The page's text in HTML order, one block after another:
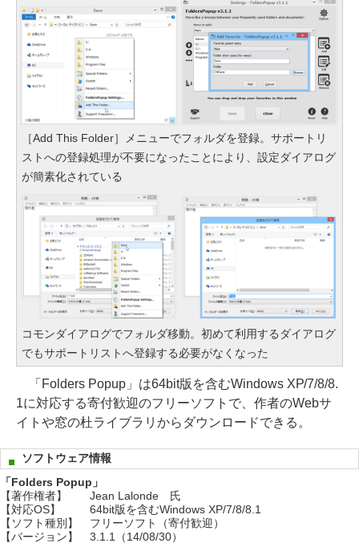
［Add This Folder］メニューでフォルダを登録。サポートリ
ストへの登録処理が不要になったことにより、設定ダイアログ
が簡素化されている
コモンダイアログでフォルダ移動。初めて利用するダイアログ
でもサポートリストへ登録する必要がなくなった
「Folders Popup」は64bit版を含むWindows XP/7/8/8.
1に対応する寄付歓迎のフリーソフトで、作者のWebサ
イトや窓の杜ライブラリからダウンロードできる。
ソフトウェア情報
「Folders Popup」
【著作権者】
Jean Lalonde 氏
【対応OS】
64bit版を含むWindows XP/7/8/8.1
【ソフト種別】
フリーソフト（寄付歓迎）
【バージョン】
3.1.1（14/08/30）